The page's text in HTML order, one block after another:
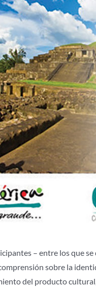
– entre los que
sobre la
del producto